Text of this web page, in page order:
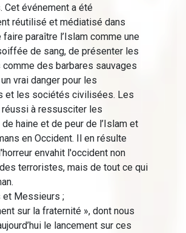
Cet événement a été
réutilisé et médiatisé dans
faire paraître l’Islam comme une
de sang, de présenter les
comme des barbares sauvages
vrai danger pour les
et les sociétés civilisées. Les
à ressusciter les
haine et de peur de l’Islam et
en Occident. Il en résulte
envahit l'occident non
terroristes, mais de tout ce qui
et Messieurs ;
sur la fraternité », dont nous
le lancement sur ces